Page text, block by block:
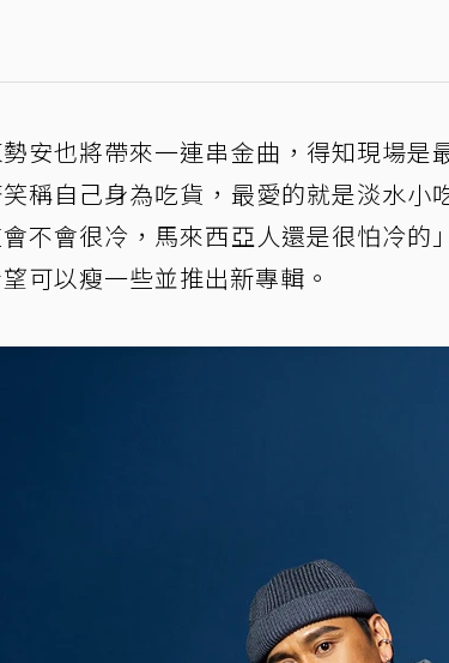
安也將帶來一連串金曲，得知現場
稱自己身為吃貨，最愛的就是淡水小
不會很冷，馬來西亞人還是很怕冷的
可以瘦一些並推出新專輯。